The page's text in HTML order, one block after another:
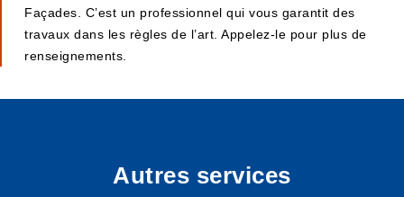
Façades. C’est un professionnel qui vous garantit des
travaux dans les règles de l’art. Appelez-le pour plus de
renseignements.
Autres services